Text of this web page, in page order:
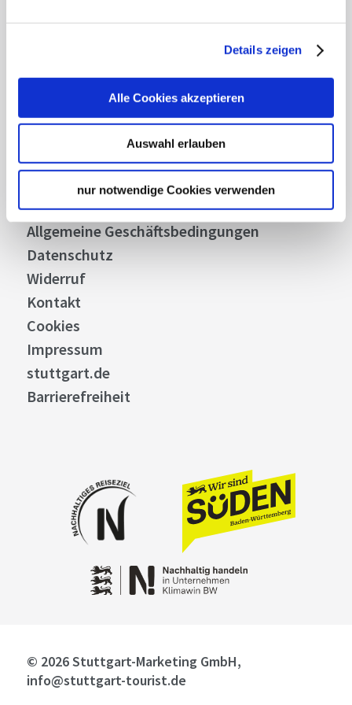
Details zeigen
Alle Cookies akzeptieren
Auswahl erlauben
nur notwendige Cookies verwenden
Stellenangebote
Business
Stuttgart Convention Bureau
Bilddatenbank
Allgemeine Geschäftsbedingungen
Datenschutz
Widerruf
Kontakt
Cookies
Impressum
stuttgart.de
Barrierefreiheit
© 2026 Stuttgart-Marketing GmbH,
info@stuttgart-tourist.de